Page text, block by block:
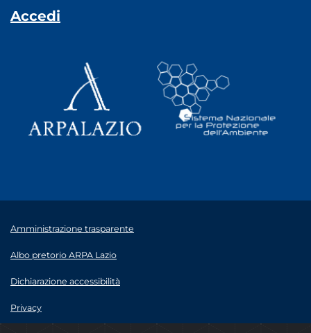
Accedi
Amministrazione trasparente
Albo pretorio ARPA Lazio
Dichiarazione accessibilità
Privacy